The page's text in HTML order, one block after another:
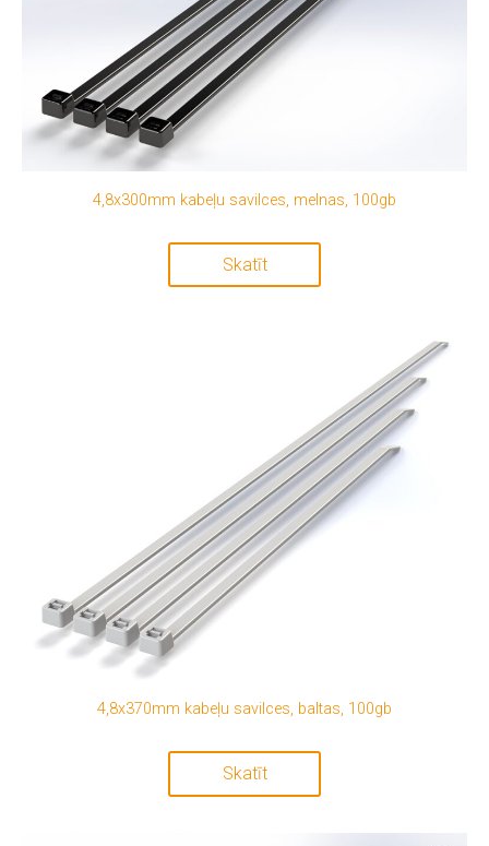
4,8x300mm kabeļu savilces, melnas, 100gb
Skatīt
4,8x370mm kabeļu savilces, baltas, 100gb
Skatīt